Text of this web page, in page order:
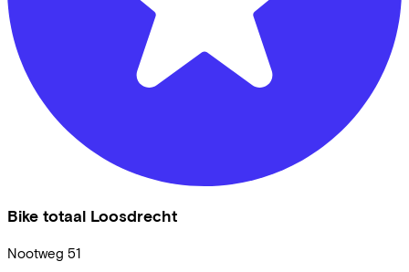
Bike totaal Loosdrecht
Nootweg 51